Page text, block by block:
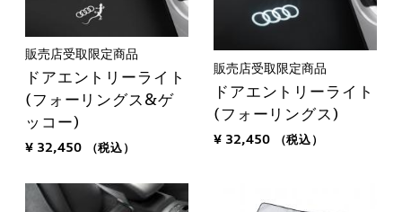
販売店受取限定商品
ドアエントリーライト
(フォーリングス&ゲ
ッコー)
¥ 32,450 （税込）
販売店受取限定商品
ドアエントリーライト
(フォーリングス)
¥ 32,450 （税込）